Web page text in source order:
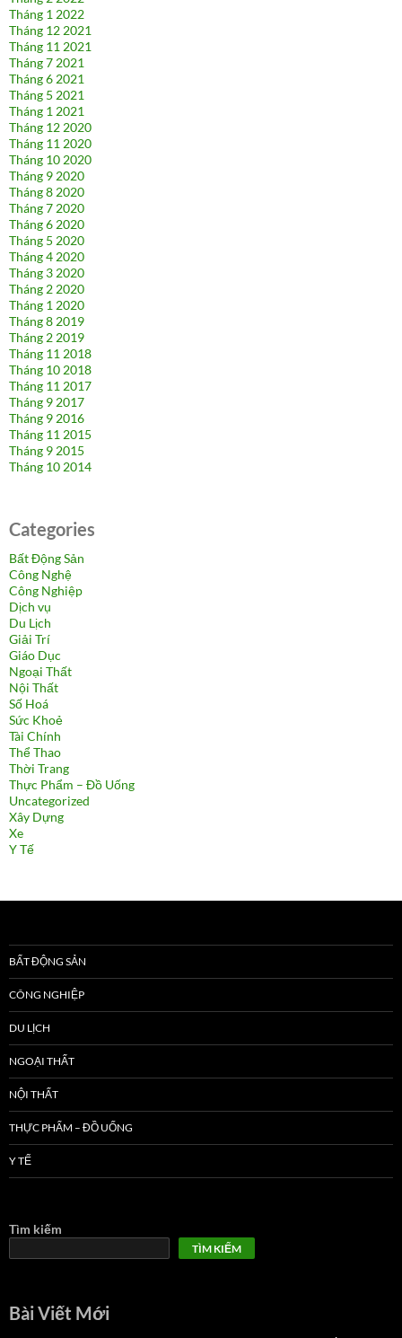
Tháng 1 2022
Tháng 12 2021
Tháng 11 2021
Tháng 7 2021
Tháng 6 2021
Tháng 5 2021
Tháng 1 2021
Tháng 12 2020
Tháng 11 2020
Tháng 10 2020
Tháng 9 2020
Tháng 8 2020
Tháng 7 2020
Tháng 6 2020
Tháng 5 2020
Tháng 4 2020
Tháng 3 2020
Tháng 2 2020
Tháng 1 2020
Tháng 8 2019
Tháng 2 2019
Tháng 11 2018
Tháng 10 2018
Tháng 11 2017
Tháng 9 2017
Tháng 9 2016
Tháng 11 2015
Tháng 9 2015
Tháng 10 2014
Categories
Bất Động Sản
Công Nghệ
Công Nghiệp
Dịch vụ
Du Lịch
Giải Trí
Giáo Dục
Ngoại Thất
Nội Thất
Số Hoá
Sức Khoẻ
Tài Chính
Thể Thao
Thời Trang
Thực Phẩm – Đồ Uống
Uncategorized
Xây Dựng
Xe
Y Tế
BẤT ĐỘNG SẢN
CÔNG NGHIỆP
DU LỊCH
NGOẠI THẤT
NỘI THẤT
THỰC PHẨM – ĐỒ UỐNG
Y TẾ
Tìm kiếm
TÌM KIẾM
Bài Viết Mới